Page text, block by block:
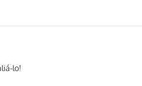
lo!